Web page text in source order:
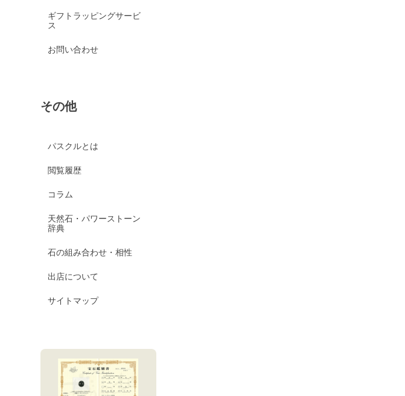
ギフトラッピングサービ
ス
お問い合わせ
その他
パスクルとは
閲覧履歴
コラム
天然石・パワーストーン
辞典
石の組み合わせ・相性
出店について
サイトマップ